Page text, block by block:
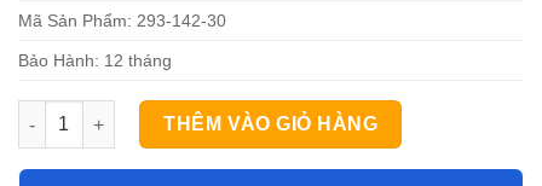
Mã Sản Phẩm: 293-142-30
Bảo Hành: 12 tháng
Panme đo ngoài điện tử Mitutoyo 293-142-30 (50-75mm) số
THÊM VÀO GIỎ HÀNG